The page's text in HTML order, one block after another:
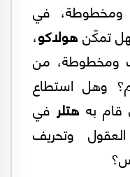
ومخطوطة، في
تمكّنهولاكو،
ومخطوطة، من
وهل استطاع
قام به هتلر في
وتحريف